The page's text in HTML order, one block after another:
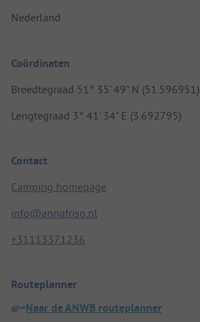
Nederland
Coördinaten
Breedtegraad 51° 35' 49" N (51.596951)
Lengtegraad 3° 41' 34" E (3.692795)
Contact
Camping homepage
info@annafriso.nl
+31113371236
Routeplanner
Naar de ANWB routeplanner